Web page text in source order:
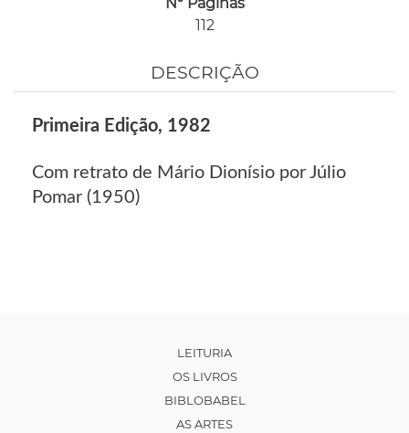
112
DESCRIÇÃO
Primeira Edição, 1982
Com retrato de Mário Dionísio por Júlio
Pomar (1950)
LEITURIA
OS LIVROS
BIBLOBABEL
AS ARTES